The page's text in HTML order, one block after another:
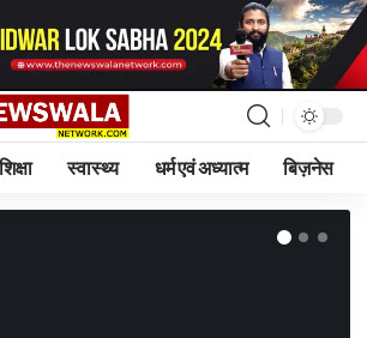
शिक्षा स्वास्थ्य धर्म एवं अध्यात्म बिज़नेस